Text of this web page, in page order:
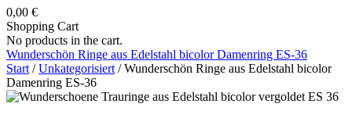
0,00 €
Shopping Cart
No products in the cart.
Wunderschön Ringe aus Edelstahl bicolor Damenring ES-36
Start /Unkategorisiert / Wunderschön Ringe aus Edelstahl bicolor
Damenring ES-36